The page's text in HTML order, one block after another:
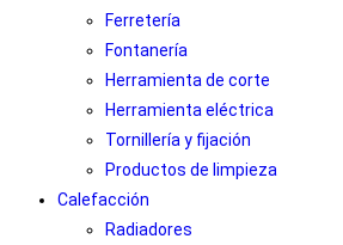
Ferretería
Fontanería
Herramienta de corte
Herramienta eléctrica
Tornillería y fijación
Productos de limpieza
Calefacción
Radiadores